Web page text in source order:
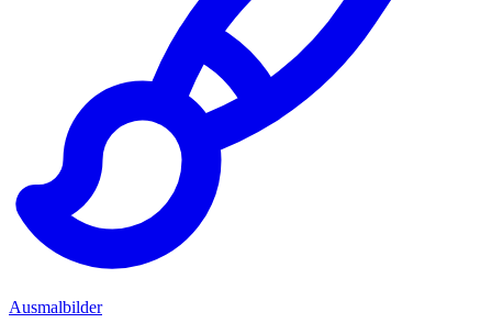
Ausmalbilder